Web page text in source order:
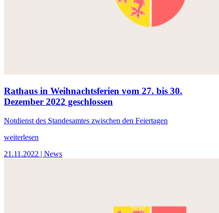
Rathaus in Weihnachtsferien vom 27. bis 30.
Dezember 2022 geschlossen
Notdienst des Standesamtes zwischen den Feiertagen
weiterlesen
21.11.2022 | News